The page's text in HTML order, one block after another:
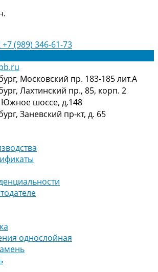
+7 (989) 346-61-73
Московский пр. 183-185 лит.А
Лахтинский пр., 85, корп. 2
Южное шоссе, д.148
Заневский пр-кт, д. 65
однослойная